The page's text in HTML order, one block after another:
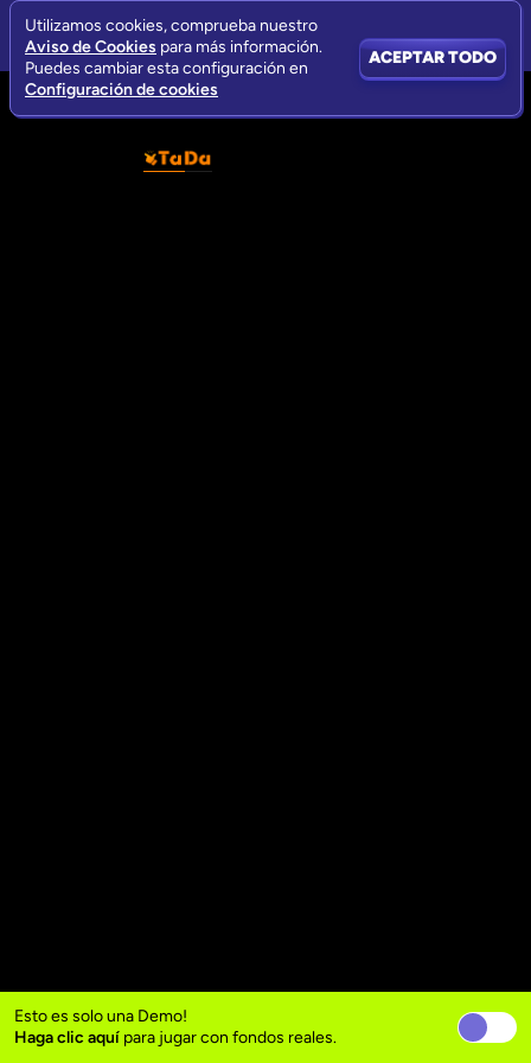
Esto es solo una Demo!
Haga clic aquí para jugar con fondos reales.
Utilizamos cookies, comprueba nuestro
Aviso de Cookies para más información.
Puedes cambiar esta configuración en
Configuración de cookies
ACEPTAR TODO